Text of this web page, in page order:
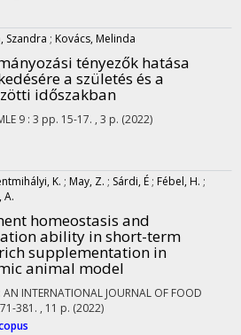
Szandra ; Kovács, Melinda
tényezők hatása
a születés és a
időszakban
9 : 3 pp. 15-17. , 3 p. (2022)
K. ; May, Z. ; Sárdi, É ; Fébel, H. ;
A.
homeostasis and
ability in short-term
supplementation in
animal model
INTERNATIONAL JOURNAL OF FOOD
381. , 11 p. (2022)